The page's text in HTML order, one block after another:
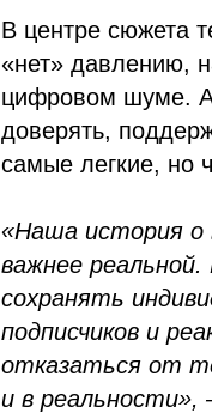
В центре сюжета
«нет» давлению,
цифровом шуме.
доверять,
самые легкие, но
«Наша история о
важнее
сохранять
подписчиков и
отказаться от
и в